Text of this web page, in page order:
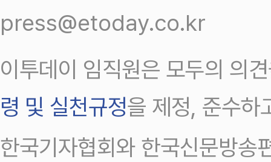
press@etoday.co.kr
이투데이 임직원은 모두의 의
령 및 실천규정을 제정, 준수하
한국기자협회와 한국신문방송